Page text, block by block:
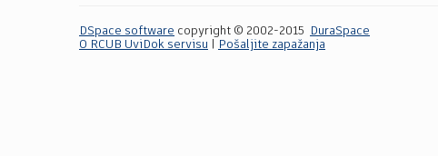
DSpace software copyright © 2002-2015
DuraSpace
O RCUB UviDok servisu
Pošaljite zapažanja